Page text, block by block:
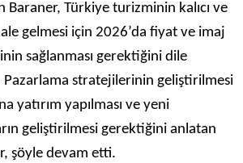
Baraner, Türkiye turizminin kalıcı ve
gelmesi için 2026’da fiyat ve imaj
sağlanması gerektiğini dile
stratejilerinin geliştirilmesi
yatırım yapılması ve yeni
geliştirilmesi gerektiğini anlatan
şöyle devam etti.